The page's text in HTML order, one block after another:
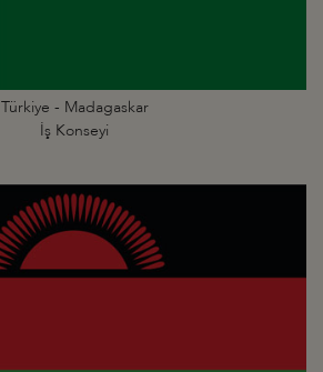
Türkiye - Madagaskar
İş Konseyi